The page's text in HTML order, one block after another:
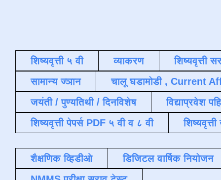
शिष्यवृत्ती ५ वी व्याकरण
शिष्यवृत्ती
सामान्य ज्ञान
चालू घडामोडी , Current
जयंती / पुण्यतिथी / दिनविशेष
विद्याप्रवेश
शिष्यवृत्ती पेपर्स PDF ५ वी व ८ वी
शैक्षणिक व्हिडीओ
डिजिटल वार्षिक नियोजन